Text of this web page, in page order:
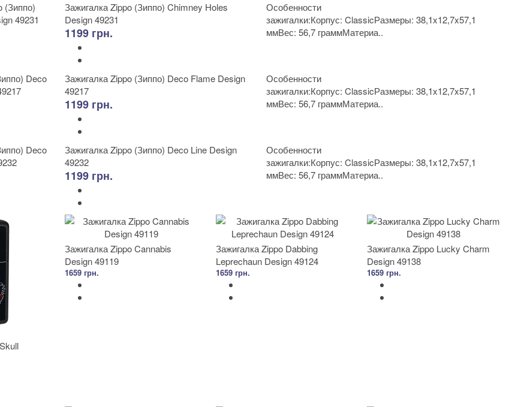
Зажигалка Zippo (Зиппо) Chimney Holes
Design 49231
1199 грн.
Особенности
зажигалки:Корпус: ClassicРазмеры: 38,1x12,7x57,1
ммВес: 56,7 граммМатериа..
Зажигалка Zippo (Зиппо) Deco Flame Design
49217
1199 грн.
Особенности
зажигалки:Корпус: ClassicРазмеры: 38,1x12,7x57,1
ммВес: 56,7 граммМатериа..
Зажигалка Zippo (Зиппо) Deco Line Design
49232
1199 грн.
Особенности
зажигалки:Корпус: ClassicРазмеры: 38,1x12,7x57,1
ммВес: 56,7 граммМатериа..
Зажигалка Zippo Cannabis
Design 49119
1659 грн.
Зажигалка Zippo Dabbing
Leprechaun Design 49124
1659 грн.
Зажигалка Zippo Lucky Charm
Design 49138
1659 грн.